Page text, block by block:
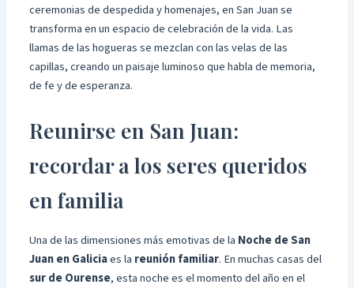
ceremonias de despedida y homenajes, en San Juan se
transforma en un espacio de celebración de la vida. Las
llamas de las hogueras se mezclan con las velas de las
capillas, creando un paisaje luminoso que habla de memoria,
de fe y de esperanza.
Reunirse en San Juan:
recordar a los seres queridos
en familia
Una de las dimensiones más emotivas de la Noche de San
Juan en Galiciaes la reunión familiar. En muchas casas del
sur de Ourense, esta noche es el momento del año en el